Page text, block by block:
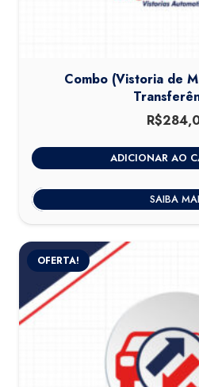
Combo (Vistoria de
R$
ADICIONAR AO
SAIBA
OFERTA!